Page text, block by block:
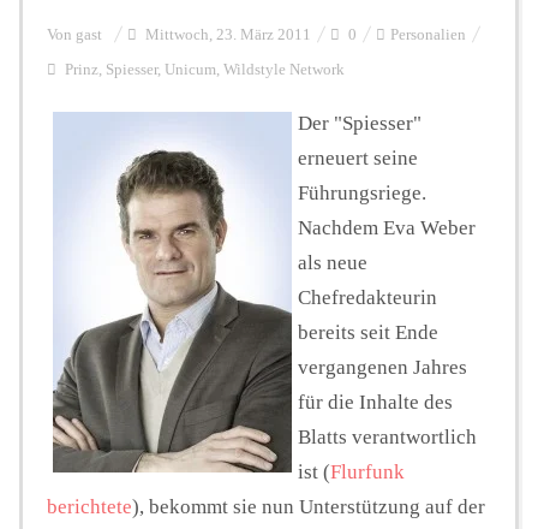
Hintergrund
FUNKTURM-Beiträge
Podcast
Seminare
Unterstützen
Von gast Mittwoch, 23. März 2011 0 Personalien
Prinz, Spiesser, Unicum, Wildstyle Network
Der "Spiesser"
erneuert seine
Führungsriege.
Nachdem Eva Weber
als neue
Chefredakteurin
bereits seit Ende
vergangenen Jahres
für die Inhalte des
Blatts verantwortlich
ist (Flurfunk
berichtete), bekommt sie nun Unterstützung auf der